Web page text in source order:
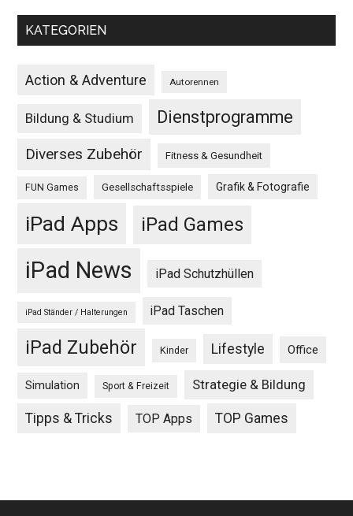
KATEGORIEN
Action & Adventure Autorennen
Bildung & Studium Dienstprogramme
Diverses Zubehör Fitness & Gesundheit
FUN Games Gesellschaftsspiele Grafik & Fotografie
iPad Apps iPad Games
iPad News iPad Schutzhüllen
iPad Ständer / Halterungen iPad Taschen
iPad Zubehör Kinder Lifestyle Office
Simulation Sport & Freizeit Strategie & Bildung
Tipps & Tricks TOP Apps TOP Games